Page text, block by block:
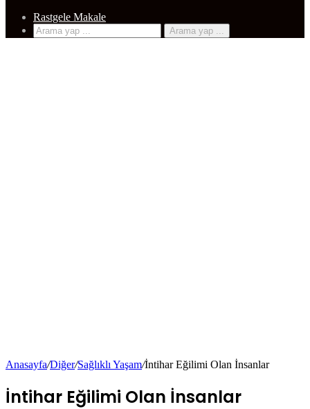
Rastgele Makale
Arama yap ...
Anasayfa/Diğer/Sağlıklı Yaşam/İntihar Eğilimi Olan İnsanlar
İntihar Eğilimi Olan İnsanlar